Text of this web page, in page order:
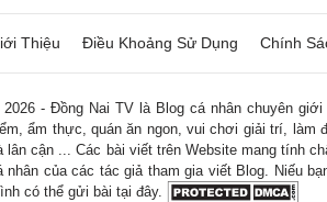
Thiệu Điều Khoảng Sử Dụng Chính
- Đồng Nai TV là Blog cá nhân chuyên giới
ẩm thực, quán ăn ngon, vui chơi giải trí, làm
lân cận ... Các bài viết trên Website mang tính
nhân của các tác giả tham gia viết Blog. Niếu
có thể gửi bài tại đây.